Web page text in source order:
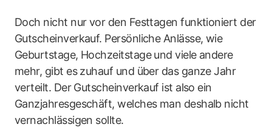
Doch nicht nur vor den Festtagen funktioniert der
Gutscheinverkauf. Persönliche Anlässe, wie
Geburtstage, Hochzeitstage und viele andere
mehr, gibt es zuhauf und über das ganze Jahr
verteilt. Der Gutscheinverkauf ist also ein
Ganzjahresgeschäft, welches man deshalb nicht
vernachlässigen sollte.